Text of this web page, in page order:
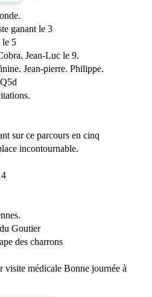
ganant le 3
le 5
Jean-Luc le 9.
Jean-pierre. Philippe.
sur ce parcours en cinq
incontournable.
Goutier
des charrons
visite médicale Bonne journée à